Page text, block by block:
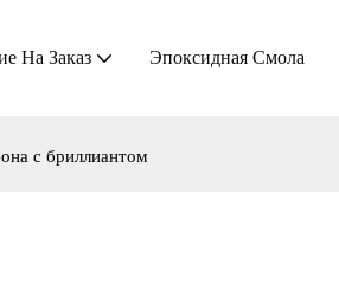
На Заказ Эпоксидная Смола
с бриллиантом